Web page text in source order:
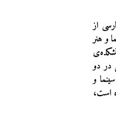
از
و هنر
را در دست دارد. او از سال ۱۳۹۰ در دانشکده‌ی
در دو
از تأمل در سینما و
است،